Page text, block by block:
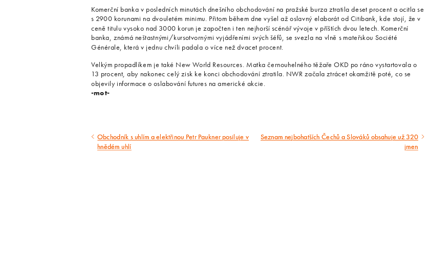
Komerční banka v posledních minutách dnešního obchodování na pražské burza ztratila deset procent a ocitla se
s 2900 korunami na dvouletém minimu. Přitom během dne vyšel až oslavný elaborát od Citibank, kde stojí, že v
ceně titulu vysoko nad 3000 korun je započten i ten nejhorší scénář vývoje v příštích dvou letech. Komerční
banka, známá neštastnými/kursotvornými vyjádřeními svých šéfů, se svezla na vlně s mateřskou Société
Générale, která v jednu chvíli padala o více než dvacet procent.
Velkým propadlíkem je také New World Resources. Matka černouhelného těžaře OKD po ráno vystartovala o
13 procent, aby nakonec celý zisk ke konci obchodování ztratila. NWR začala ztrácet okamžitě poté, co se
objevily informace o oslabování futures na americké akcie.
-mot-
Předcházející
Obchodník s uhlím a elektřinou Petr Paukner posiluje v
hnědém uhlí Následující
Seznam nejbohatších Čechů a Slováků obsahuje už 320
jmen